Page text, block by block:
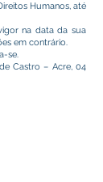
Humanos, até
na data da sua
em contrário.
se.
Castro – Acre, 04